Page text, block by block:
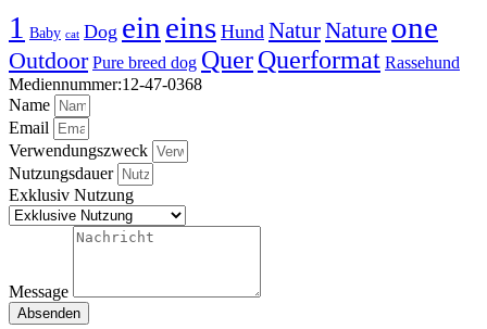
1 Baby cat Dog ein eins Hund NaturNature one
Outdoor Pure breed dog QuerQuerformat Rassehund
Mediennummer:12-47-0368
Name
Email
Verwendungszweck
Nutzungsdauer
Exklusiv Nutzung
Message
Absenden